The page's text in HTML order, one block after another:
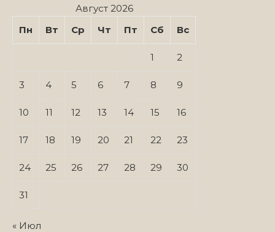
Август 2026
Пн
Вт Ср Чт Пт Сб Вс
1 2
3 4 5 6 7 8 9
10 11 12 13 14 15 16
17 18 19 20 21 22 23
24 25 26 27 28 29 30
31
« Июл